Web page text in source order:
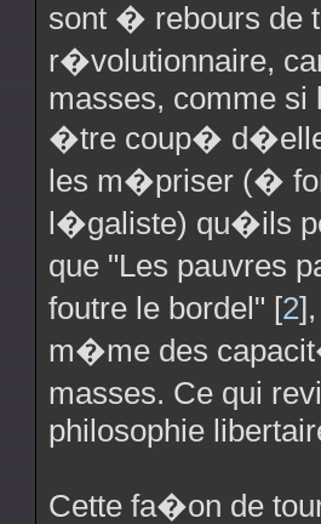
sont � rebours de
r�volutionnaire,
masses, comme si
�tre coup�
les m�priser (�
l�galiste) qu�ils
que "Les pauvres
foutre le bordel" [2
m�me des
masses. Ce qui
philosophie
Cette fa�on de